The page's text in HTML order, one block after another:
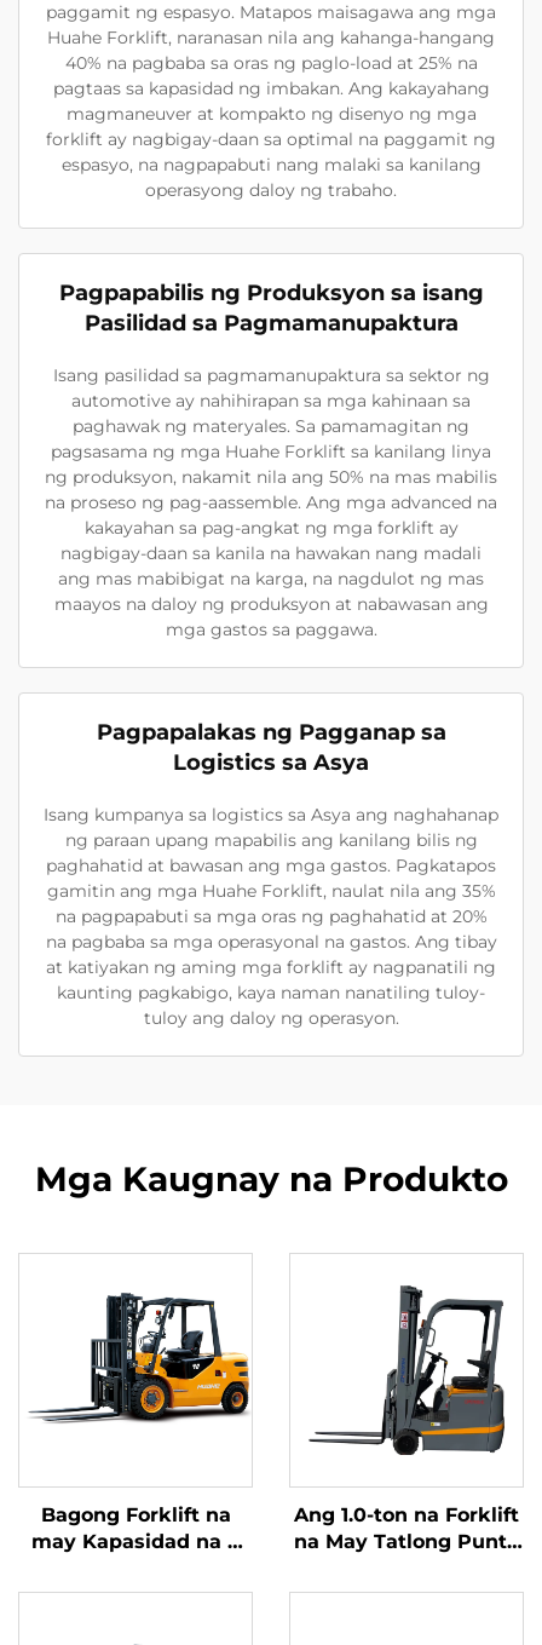
paggamit ng espasyo. Matapos maisagawa ang mga
Huahe Forklift, naranasan nila ang kahanga-hangang
40% na pagbaba sa oras ng paglo-load at 25% na
pagtaas sa kapasidad ng imbakan. Ang kakayahang
magmaneuver at kompakto ng disenyo ng mga
forklift ay nagbigay-daan sa optimal na paggamit ng
espasyo, na nagpapabuti nang malaki sa kanilang
operasyong daloy ng trabaho.
Pagpapabilis ng Produksyon sa isang
Pasilidad sa Pagmamanupaktura
Isang pasilidad sa pagmamanupaktura sa sektor ng
automotive ay nahihirapan sa mga kahinaan sa
paghawak ng materyales. Sa pamamagitan ng
pagsasama ng mga Huahe Forklift sa kanilang linya
ng produksyon, nakamit nila ang 50% na mas mabilis
na proseso ng pag-aassemble. Ang mga advanced na
kakayahan sa pag-angkat ng mga forklift ay
nagbigay-daan sa kanila na hawakan nang madali
ang mas mabibigat na karga, na nagdulot ng mas
maayos na daloy ng produksyon at nabawasan ang
mga gastos sa paggawa.
Pagpapalakas ng Pagganap sa
Logistics sa Asya
Isang kumpanya sa logistics sa Asya ang naghahanap
ng paraan upang mapabilis ang kanilang bilis ng
paghahatid at bawasan ang mga gastos. Pagkatapos
gamitin ang mga Huahe Forklift, naulat nila ang 35%
na pagpapabuti sa mga oras ng paghahatid at 20%
na pagbaba sa mga operasyonal na gastos. Ang tibay
at katiyakan ng aming mga forklift ay nagpanatili ng
kaunting pagkabigo, kaya naman nanatiling tuloy-
tuloy ang daloy ng operasyon.
Mga Kaugnay na Produkto
Bagong Forklift na
may Kapasidad na 4
kumukuha ng
Ang 1.0-ton na Forklift
na May Tatlong Punto
Battery at May